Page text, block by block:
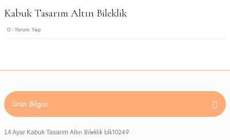
Kabuk Tasarım Altın Bileklik
0 - Yorum Yap
Ürün Bilgisi
14 Ayar Kabuk Tasarım Altın Bileklik blk10249